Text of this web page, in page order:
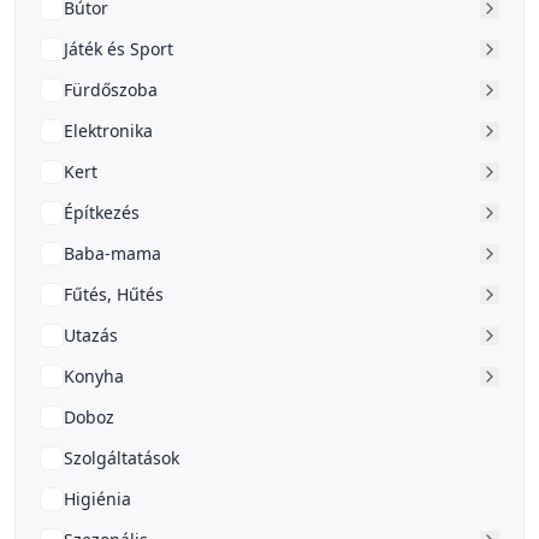
Bútor
Játék és Sport
Fürdőszoba
Elektronika
Kert
Építkezés
Baba-mama
Fűtés, Hűtés
Utazás
Konyha
Doboz
Szolgáltatások
Higiénia